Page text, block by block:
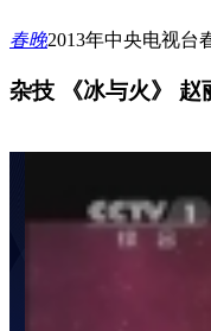
春晚2013年中央电视台
杂技 《冰与火》 赵